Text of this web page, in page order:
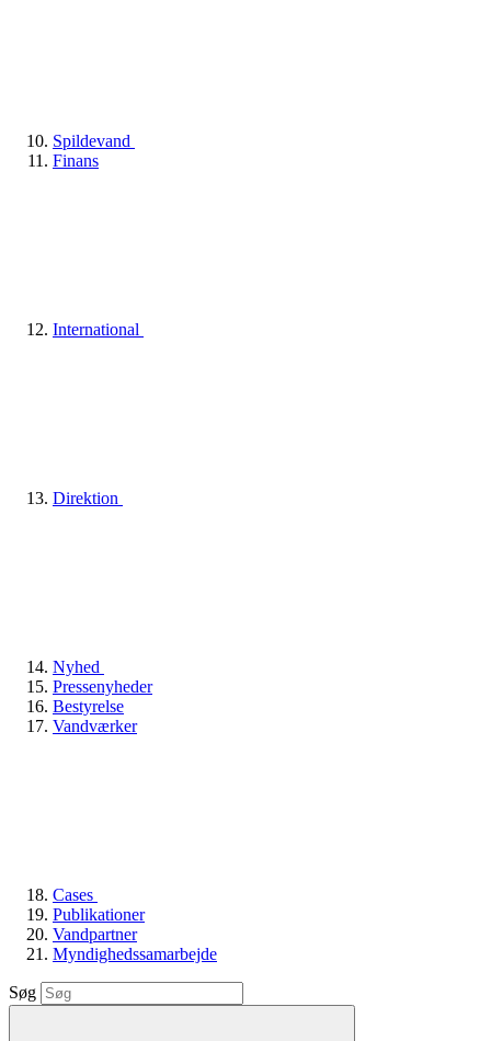
Spildevand
Finans
International
Direktion
Nyhed
Pressenyheder
Bestyrelse
Vandværker
Cases
Publikationer
Vandpartner
Myndighedssamarbejde
Søg